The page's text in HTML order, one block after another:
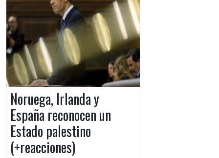
Noruega, Irlanda y
España reconocen un
Estado palestino
(+reacciones)